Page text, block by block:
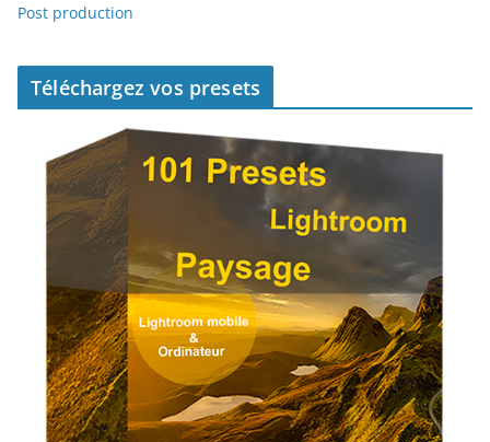
Post production
Téléchargez vos presets